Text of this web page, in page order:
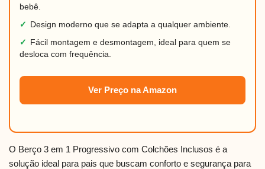
bebê.
✓
Design moderno que se adapta a qualquer ambiente.
✓
Fácil montagem e desmontagem, ideal para quem se
desloca com frequência.
Ver Preço na Amazon
O Berço 3 em 1 Progressivo com Colchões Inclusos é a
solução ideal para pais que buscam conforto e segurança para